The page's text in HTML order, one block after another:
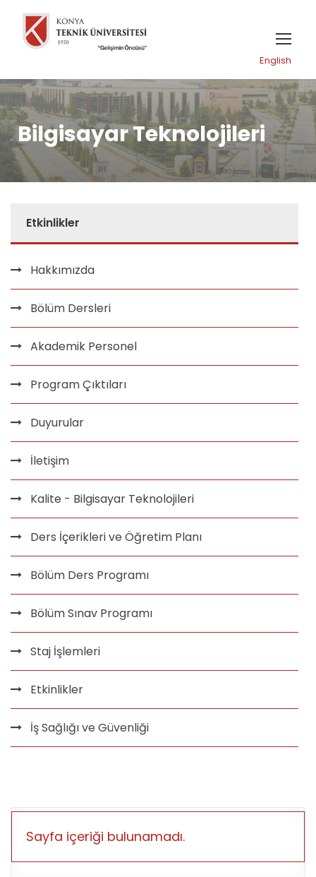
English
Bilgisayar Teknolojileri
Etkinlikler
Hakkımızda
Bölüm Dersleri
Akademik Personel
Program Çıktıları
Duyurular
İletişim
Kalite - Bilgisayar Teknolojileri
Ders İçerikleri ve Öğretim Planı
Bölüm Ders Programı
Bölüm Sınav Programı
Staj İşlemleri
Etkinlikler
İş Sağlığı ve Güvenliği
Sayfa içeriği bulunamadı.